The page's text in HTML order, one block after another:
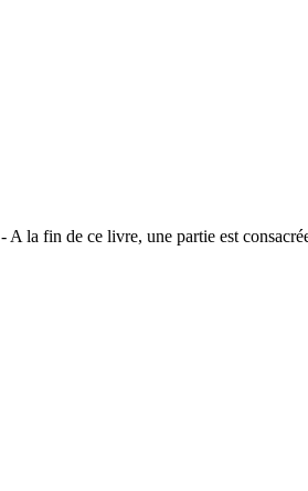
- A la fin de ce livre, une partie est